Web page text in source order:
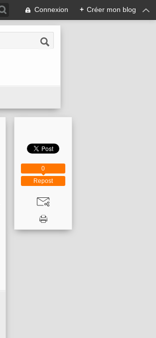
Connexion + Créer mon blog
Repost
0